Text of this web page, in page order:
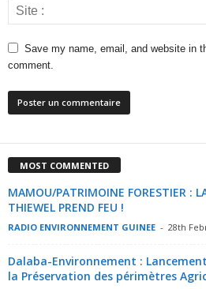
Save my name, email, and website in
comment.
MOST COMMENTED
MAMOU/PATRIMOINE FORESTIER :
THIEWEL PREND FEU !
RADIO ENVIRONNEMENT GUINEE - 28th
Dalaba-Environnement :
la Préservation des périmètres